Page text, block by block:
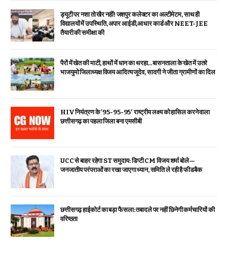
ड्यूटी पर नशा तो खैर नहीं! जशपुर कलेक्टर का अल्टीमेटम, साथ ही
विद्यालयों में उपस्थिति, अपार आईडी,आधार कार्ड और NEET-JEE
तैयारी की समीक्षा की
पैरों में खेत की माटी, हाथों में धान का थरहा…बासनताला के खेत में उतरे
भाजयुमो जिलाध्यक्ष विजय आदित्य जूदेव, सादगी ने जीता ग्रामीणों का दिल
HIV नियंत्रण के ’95-95-95′ राष्ट्रीय लक्ष्य को हासिल करने वाला
छत्तीसगढ़ का पहला जिला बना एमसीबी
UCC से बाहर रहेगा ST समुदाय: डिप्टी CM विजय शर्मा बोले—
जनजातीय परंपराओं का रखा जाएगा ध्यान, समिति ले रही है फीडबैक
छत्तीसगढ़ हाईकोर्ट का बड़ा फैसला: तबादले पर नहीं छिनेगी कर्मचारियों की
वरिष्ठता